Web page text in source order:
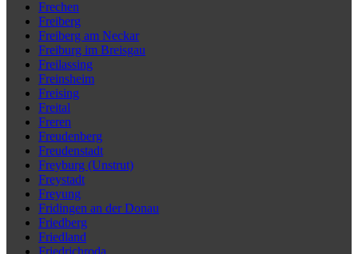
Frechen
Freiberg
Freiberg am Neckar
Freiburg im Breisgau
Freilassing
Freinsheim
Freising
Freital
Freren
Freudenberg
Freudenstadt
Freyburg (Unstrut)
Freystadt
Freyung
Fridingen an der Donau
Friedberg
Friedland